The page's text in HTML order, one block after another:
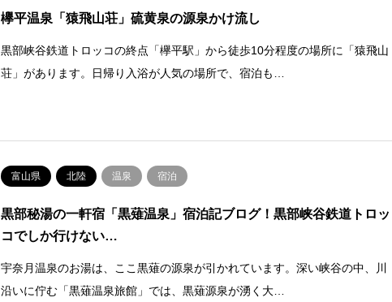
欅平温泉「猿飛山荘」硫黄泉の源泉かけ流し
黒部峡谷鉄道トロッコの終点「欅平駅」から徒歩10分程度の場所に「猿飛山
荘」があります。日帰り入浴が人気の場所で、宿泊も…
富山県 北陸 温泉 宿泊
黒部秘湯の一軒宿「黒薙温泉」宿泊記ブログ！黒部峡谷鉄道トロッ
コでしか行けない…
宇奈月温泉のお湯は、ここ黒薙の源泉が引かれています。深い峡谷の中、川
沿いに佇む「黒薙温泉旅館」では、黒薙源泉が湧く大…